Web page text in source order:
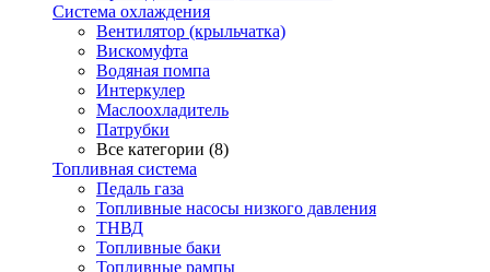
Система охлаждения
Вентилятор (крыльчатка)
Вискомуфта
Водяная помпа
Интеркулер
Маслоохладитель
Патрубки
Все категории (8)
Топливная система
Педаль газа
Топливные насосы низкого давления
ТНВД
Топливные баки
Топливные рампы